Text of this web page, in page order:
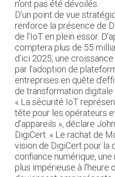
n’ont pas été dévoilés.
D’un point de vue
renforce la présence de
de l’IoT en plein essor.
comptera plus de 55
d’ici 2025, une
par l’adoption de
entreprises en quête
de transformation
« La sécurité IoT
tête pour les opérateurs
d’appareils », déclare
DigiCert. « Le rachat de
vision de DigiCert pour la
confiance numérique,
plus impérieuse à